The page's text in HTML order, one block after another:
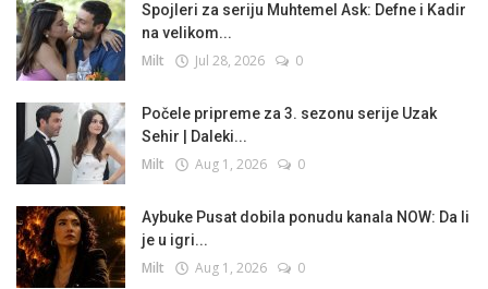
Spojleri za seriju Muhtemel Ask: Defne i Kadir
na velikom...
Milt Jul 28, 2026 0
Počele pripreme za 3. sezonu serije Uzak
Sehir | Daleki...
Milt Aug 1, 2026 0
Aybuke Pusat dobila ponudu kanala NOW: Da li
je u igri...
Milt Aug 1, 2026 0